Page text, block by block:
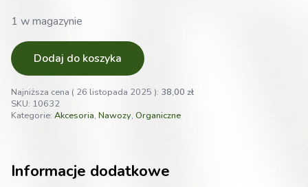
1 w magazynie
Dodaj do koszyka
Najniższa cena ( 26 listopada 2025 ): 38,00 zł
SKU: 10632
Kategorie: Akcesoria, Nawozy, Organiczne
Informacje dodatkowe